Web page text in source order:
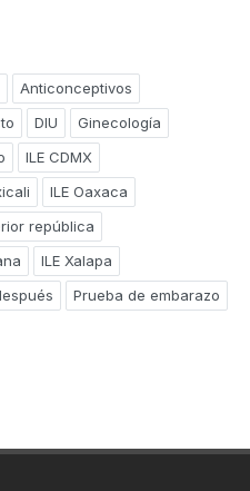
Anticonceptivos
DIU
Ginecología
ILE CDMX
ILE Oaxaca
república
ILE Xalapa
Prueba de embarazo